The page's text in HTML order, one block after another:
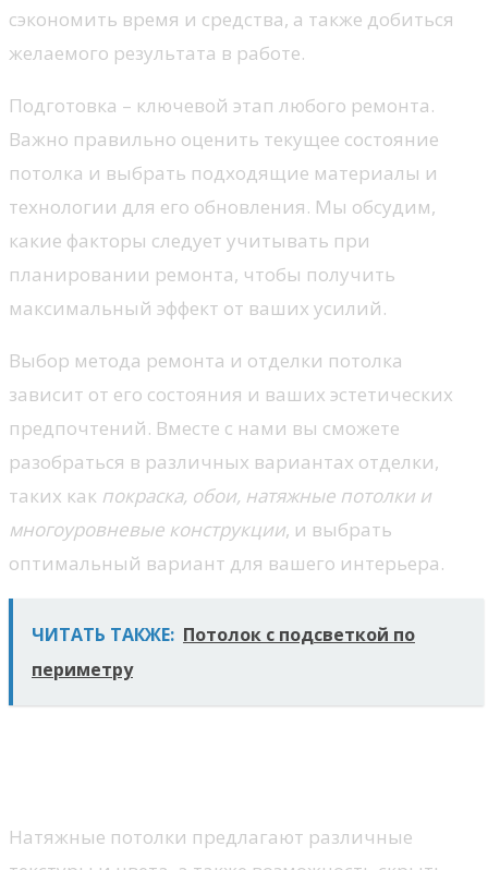
сэкономить время и средства, а также добиться
желаемого результата в работе.
Подготовка – ключевой этап любого ремонта.
Важно правильно оценить текущее состояние
потолка и выбрать подходящие материалы и
технологии для его обновления. Мы обсудим,
какие факторы следует учитывать при
планировании ремонта, чтобы получить
максимальный эффект от ваших усилий.
Выбор метода ремонта и отделки потолка
зависит от его состояния и ваших эстетических
предпочтений. Вместе с нами вы сможете
разобраться в различных вариантах отделки,
таких как покраска, обои, натяжные потолки и
многоуровневые конструкции, и выбрать
оптимальный вариант для вашего интерьера.
ЧИТАТЬ ТАКЖЕ: Потолок с подсветкой по
периметру
Натяжные потолки предлагают различные